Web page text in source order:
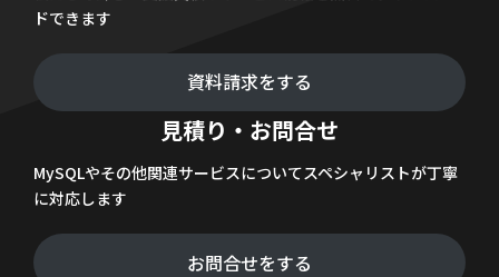
ドできます
資料請求をする
見積り・お問合せ
MySQLやその他関連サービスについてスペシャリストが丁寧
に対応します
お問合せをする